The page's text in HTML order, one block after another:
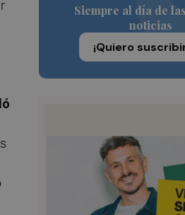
Siempre al día de
noticias
¡Quiero